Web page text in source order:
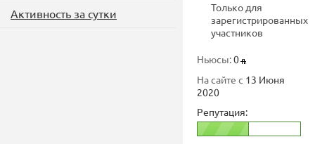
Активность за сутки
Только для
зарегистрированных
участников
Ньюсы:0
На сайте с 13 Июня
2020
Репутация: